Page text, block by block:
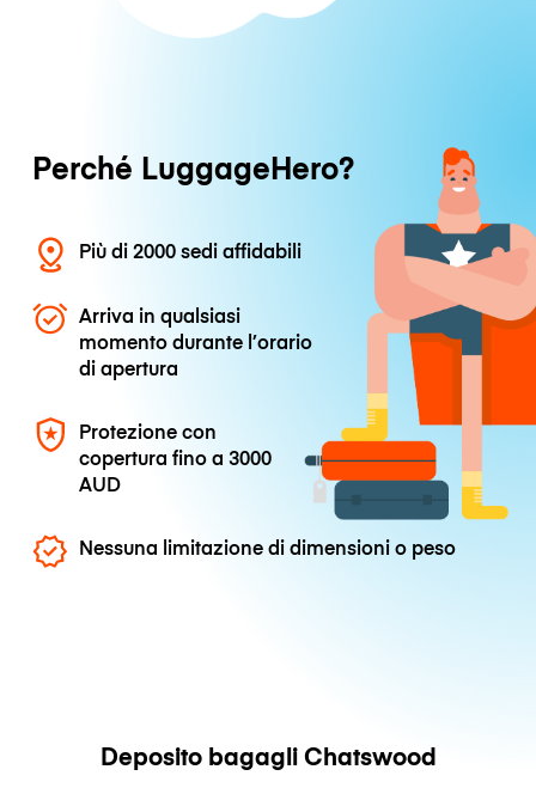
Perché LuggageHero?
Più di 2000 sedi affidabili
Arriva in qualsiasi
momento durante l’orario
di apertura
Protezione con
copertura fino a3000
AUD
Nessuna limitazione di dimensioni o peso
Deposito bagagli Chatswood